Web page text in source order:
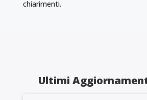
chiarimenti.
Ultimi